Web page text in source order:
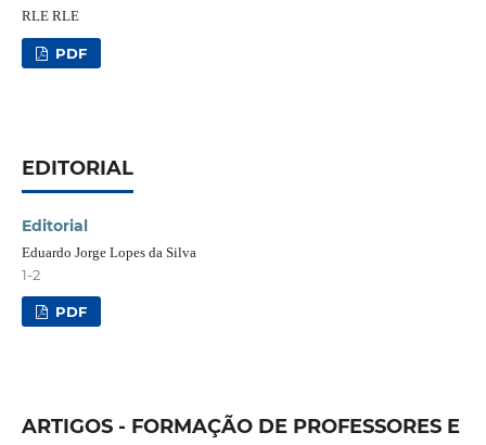
RLE RLE
PDF
EDITORIAL
Editorial
Eduardo Jorge Lopes da Silva
1-2
PDF
ARTIGOS - FORMAÇÃO DE PROFESSORES E